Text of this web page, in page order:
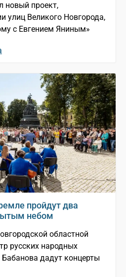
новый проект,
улиц Великого Новгорода,
с Евгением Яниным»
пройдут два
небом
областной
русских народных
дадут концерты